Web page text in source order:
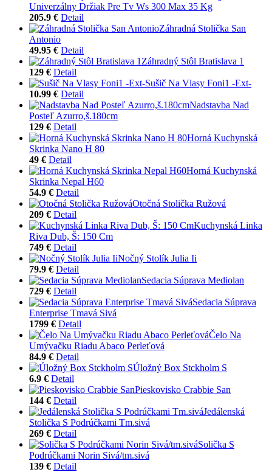
Univerzálny Držiak Pre Tv Ws 300 Max 35 Kg
205.9 € Detail
Záhradná Stolička San
Antonio
49.95 € Detail
Záhradný Stôl Bratislava 1
129 € Detail
Sušič Na Vlasy Foni1 -Ext-
10.99 € Detail
Nadstavba Nad
Posteľ Azurro,š.180cm
129 € Detail
Horná Kuchynská
Skrinka Nano H 80
49 € Detail
Horná Kuchynská
Skrinka Nepal H60
54.9 € Detail
Otočná Stolička Ružová
209 € Detail
Kuchynská Linka
Riva Dub, Š: 150 Cm
749 € Detail
Nočný Stolík Julia Ii
79.9 € Detail
Sedacia Súprava Mediolan
729 € Detail
Sedacia Súprava
Enterprise Tmavá Sivá
1799 € Detail
Čelo Na
Umývačku Riadu Abaco Perleťová
84.9 € Detail
Úložný Box Stckholm S
6.9 € Detail
Pieskovisko Crabbie San
144 € Detail
Jedálenská
Stolička S Podrúčkami Tm.sivá
269 € Detail
Solička S
Podrúčkami Norin Sivá/tm.sivá
139 € Detail